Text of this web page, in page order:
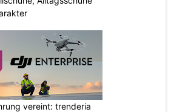
vereint: trenderia